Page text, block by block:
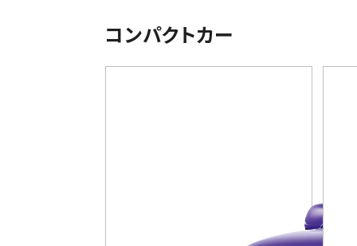
コンパクトカー